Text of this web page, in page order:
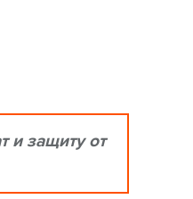
и защиту от